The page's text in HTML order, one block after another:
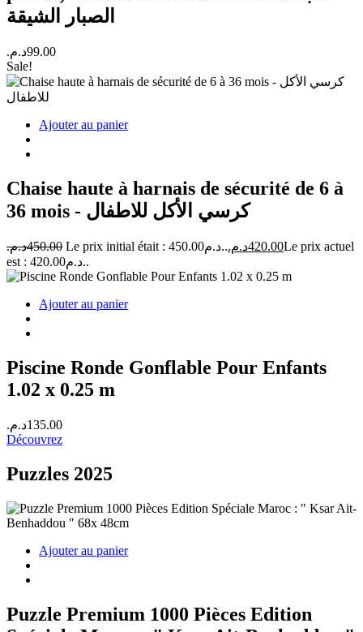
الصبار الشيقة
99.00د.م.
Sale!
Ajouter au panier
Chaise haute à harnais de sécurité de 6 à
36 mois - كرسي الأكل للاطفال
450.00د.م. Le prix initial était : 450.00د.م.. 420.00د.م.
Le prix actuel
est : 420.00د.م..
Ajouter au panier
Piscine Ronde Gonflable Pour Enfants
1.02 x 0.25 m
135.00د.م.
Découvrez
Puzzles 2025
Ajouter au panier
Puzzle Premium 1000 Pièces Edition